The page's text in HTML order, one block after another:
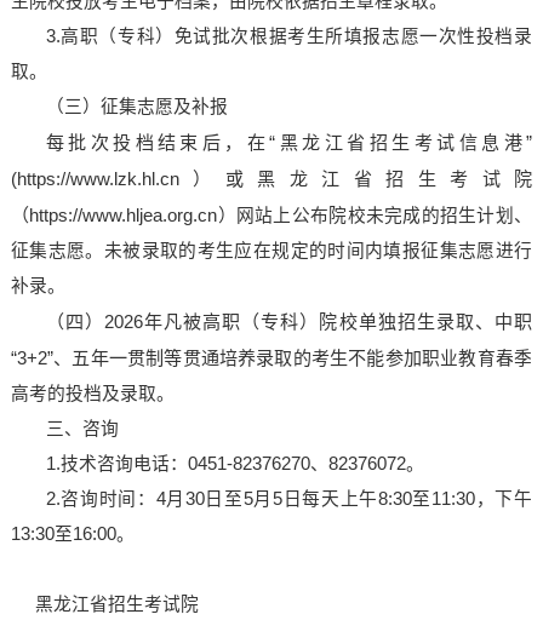
3.高职（专科）免试批次根据考生所填报志愿一次性投档录
取。
（三）征集志愿及补报
每批次投档结束后，在“黑龙江省招生考试信息港”
(https://www.lzk.hl.cn） 或黑龙江省招生考试院
（https://www.hljea.org.cn）
网站上公布院校未完成的招生计划、
征集志愿。未被录取的考生应在规定的时间内填报征集志愿进行
补录。
（四） 2026年凡被高职（专科）院校单独招生录取、中职
“3+2”、五年一贯制等贯通培养录取的考生不能参加职业教育春季
高考的投档及录取。
三、咨询
1.技术咨询电话：0451-82376270、82376072。
2.咨询时间：4月30日至5月5日每天上午8:30至11:30，下午
13:30至16:00。
黑龙江省招生考试院